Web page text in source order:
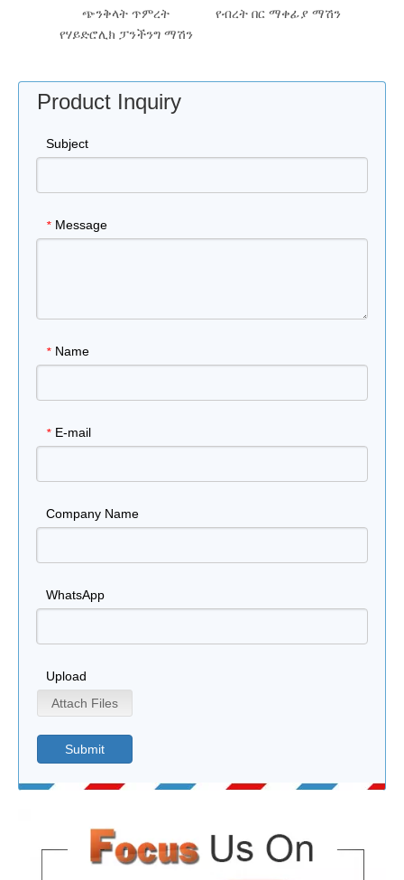
ጭንቅላት ጥምረት
የሃይድሮሊክ ፓንችንግ ማሽን
የብረት በር ማቀፊያ ማሽን
Product Inquiry
Subject
* Message
* Name
* E-mail
Company Name
WhatsApp
Upload
Attach Files
Submit